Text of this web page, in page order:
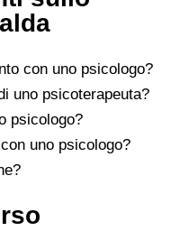
con uno psicologo?
uno psicoterapeuta?
psicologo?
uno psicologo?